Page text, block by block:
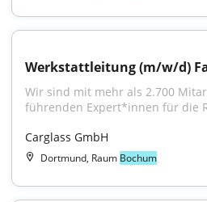
Werkstattleitung (m/w/d)
Wir sind mit mehr als 2.700
führenden Expert*innen für die
Carglass GmbH
Dortmund, Raum Bochum